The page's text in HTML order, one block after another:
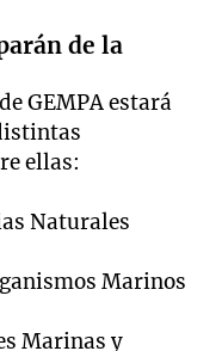
de la
GEMPA estará
ellas:
Naturales
Marinos
Marinas y